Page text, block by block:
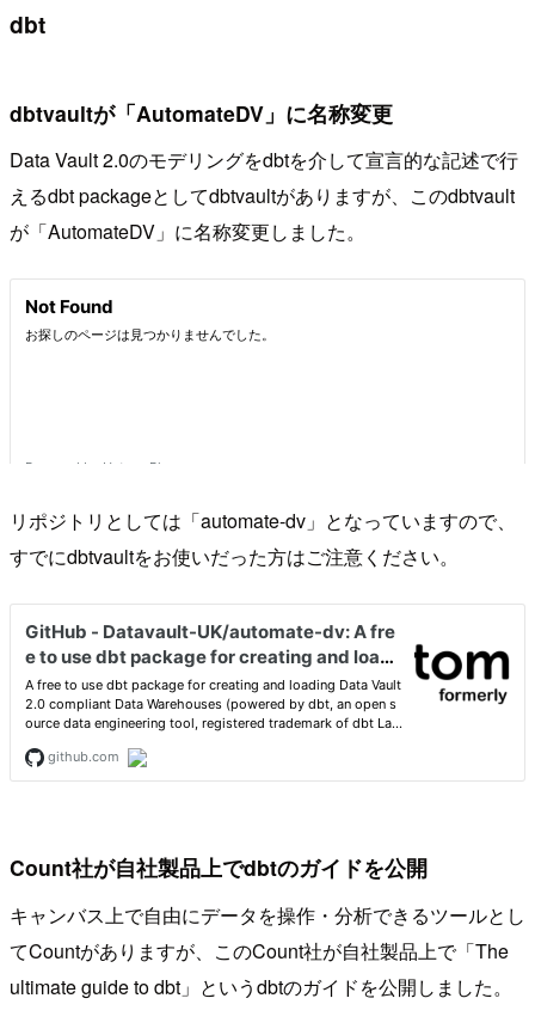
dbt
dbtvaultが「AutomateDV」に名称変更
Data Vault 2.0のモデリングをdbtを介して宣言的な記述で行
えるdbt packageとしてdbtvaultがありますが、このdbtvault
が「AutomateDV」に名称変更しました。
リポジトリとしては「automate-dv」となっていますので、
すでにdbtvaultをお使いだった方はご注意ください。
Count社が自社製品上でdbtのガイドを公開
キャンバス上で自由にデータを操作・分析できるツールとし
てCountがありますが、このCount社が自社製品上で「The
ultimate guide to dbt」というdbtのガイドを公開しました。